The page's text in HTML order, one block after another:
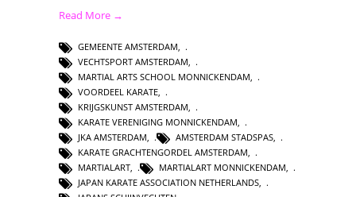
Read More →
GEMEENTE AMSTERDAM
VECHTSPORT AMSTERDAM
MARTIAL ARTS SCHOOL MONNICKENDAM
VOORDEEL KARATE
KRIJGSKUNST AMSTERDAM
KARATE VERENIGING MONNICKENDAM
JKA AMSTERDAM, AMSTERDAM STADSPAS,
KARATE GRACHTENGORDEL AMSTERDAM,
MARTIALART, MARTIALART MONNICKENDAM,
JAPAN KARATE ASSOCIATION NETHERLANDS,